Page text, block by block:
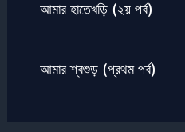
আমার হাতেখড়ি (২য় পর্ব)
আমার শ্বশুড় (প্রথম পর্ব)